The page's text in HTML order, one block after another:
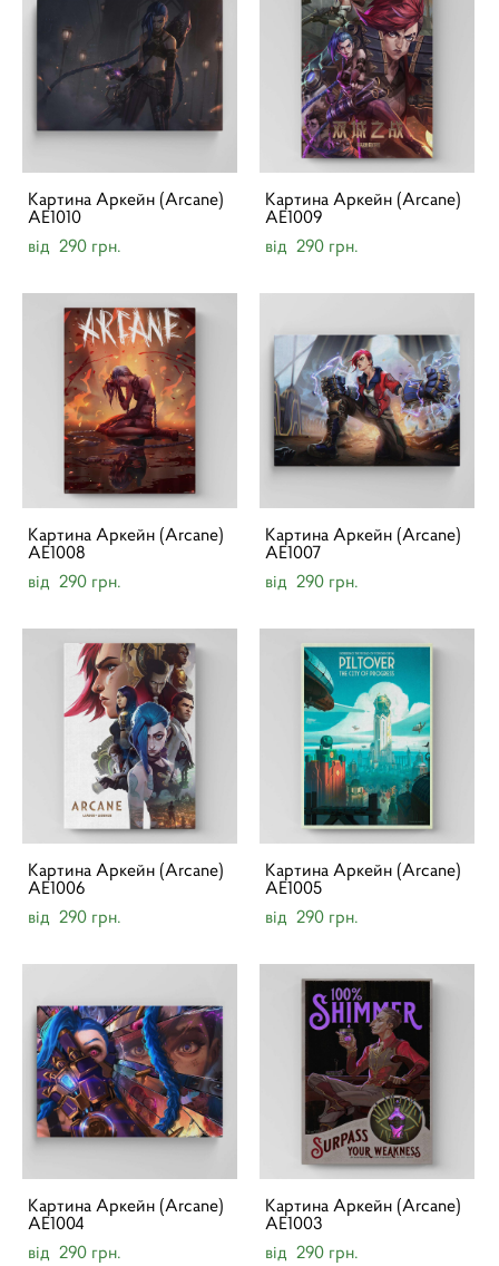
Картина Аркейн (Arcane)
AE1010
від 290 грн.
Картина Аркейн (Arcane)
AE1009
від 290 грн.
Картина Аркейн (Arcane)
AE1008
від 290 грн.
Картина Аркейн (Arcane)
AE1007
від 290 грн.
Картина Аркейн (Arcane)
AE1006
від 290 грн.
Картина Аркейн (Arcane)
AE1005
від 290 грн.
Картина Аркейн (Arcane)
AE1004
від 290 грн.
Картина Аркейн (Arcane)
AE1003
від 290 грн.